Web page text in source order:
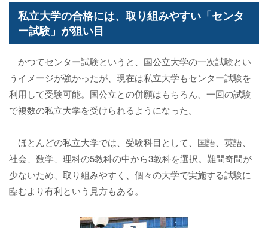
私立大学の合格には、取り組みやすい「センタ
ー試験」が狙い目
かつてセンター試験というと、国公立大学の一次試験とい
うイメージが強かったが、現在は私立大学もセンター試験を
利用して受験可能。国公立との併願はもちろん、一回の試験
で複数の私立大学を受けられるようになった。
ほとんどの私立大学では、受験科目として、国語、英語、
社会、数学、理科の5教科の中から3教科を選択。難問奇問が
少ないため、取り組みやすく、個々の大学で実施する試験に
臨むより有利という見方もある。